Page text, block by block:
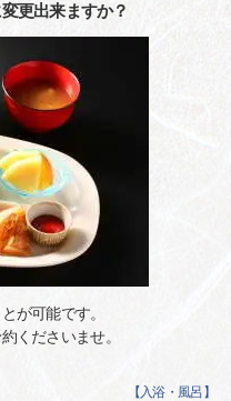
更出来ますか？
が可能です。
くださいませ。
【 入浴・風呂 】